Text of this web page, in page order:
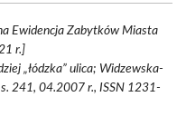
Ewidencja Zabytków Miasta
r.]
„łódzka” ulica; Widzewska-
241, 04.2007 r., ISSN 1231-